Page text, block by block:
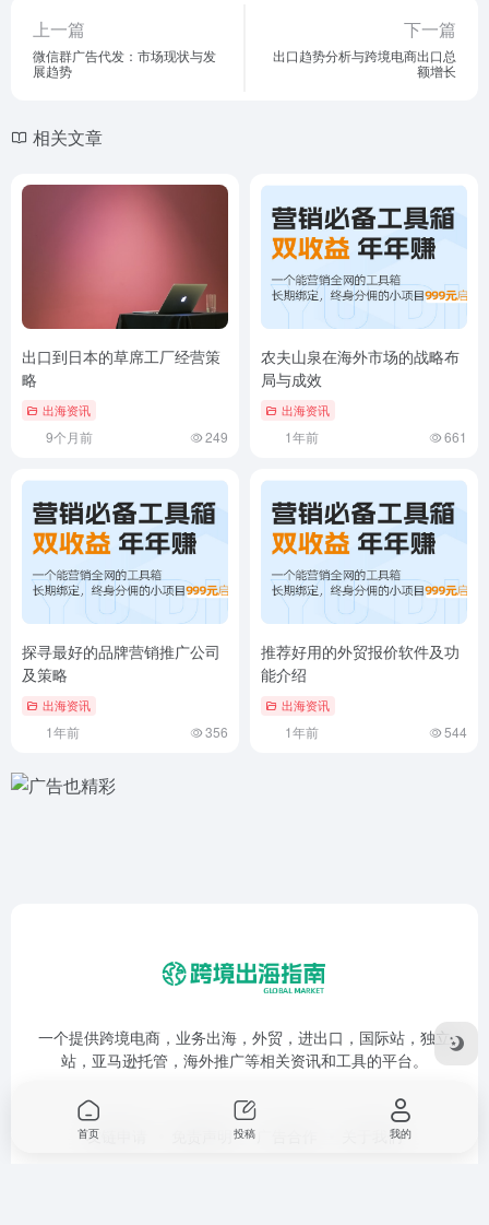
上一篇
微信群广告代发：市场现状与发
展趋势
下一篇
出口趋势分析与跨境电商出口总
额增长
相关文章
出口到日本的草席工厂经营策
略
出海资讯
9个月前 249
农夫山泉在海外市场的战略布
局与成效
出海资讯
1年前 661
探寻最好的品牌营销推广公司
及策略
出海资讯
1年前 356
推荐好用的外贸报价软件及功
能介绍
出海资讯
1年前 544
一个提供跨境电商，业务出海，外贸，进出口，国际站，独立
站，亚马逊托管，海外推广等相关资讯和工具的平台。
友链申请 关于我们
首页 投稿 我的